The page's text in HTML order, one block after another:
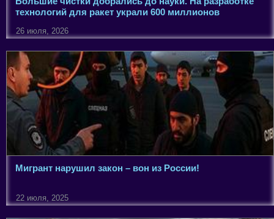
технологий для ракет украли 600 миллионов
26 июля, 2026
Мигрант нарушил закон – вон из России!
22 июля, 2025